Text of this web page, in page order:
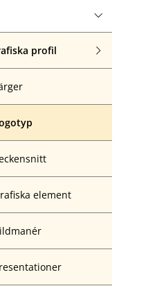
profil
element